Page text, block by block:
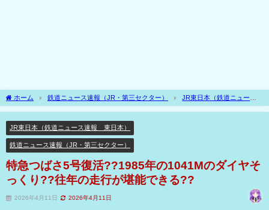
ホーム 鉄道ニュース速報（JR・第三セクター）
JR東日本（鉄道ニュース
速報 東日本）
特急つばさ5号復活??1985年の1041Mのダイヤそっくり??往年の
JR東日本（鉄道ニュース速報 東日本）
鉄道ニュース速報（JR・第三セクター）
特急つばさ5号復活??1985年の1041Mのダイヤそ
っくり??往年の走行が堪能できる??
2026年4月11日 2026年4月11日